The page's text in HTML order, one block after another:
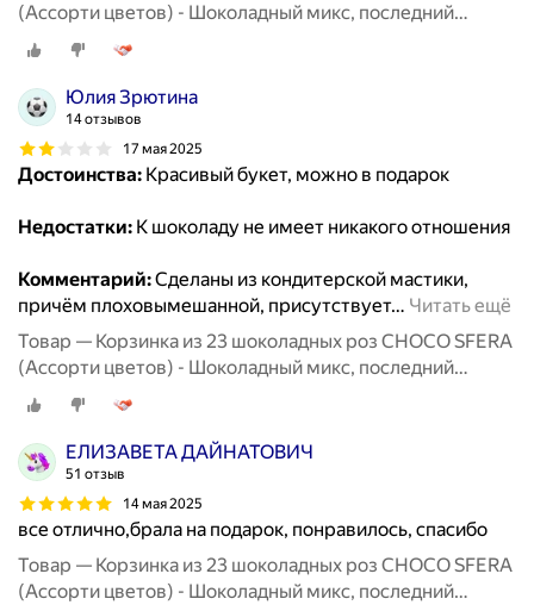
(Ассорти цветов) - Шоколадный микс, последний
звонок
Юлия Зрютина
14 отзывов
17 мая 2025
Достоинства: Красивый букет, можно в подарок
Недостатки: К шоколаду не имеет никакого отношения
Комментарий:Сделаны из кондитерской мастики,
причём плоховымешанной, присутствует… Читать ещё
Товар — Корзинка из 23 шоколадных роз CHOCO SFERA
(Ассорти цветов) - Шоколадный микс, последний
звонок
ЕЛИЗАВЕТА ДАЙНАТОВИЧ
51 отзыв
14 мая 2025
все отлично,брала на подарок, понравилось, спасибо
Товар — Корзинка из 23 шоколадных роз CHOCO SFERA
(Ассорти цветов) - Шоколадный микс, последний